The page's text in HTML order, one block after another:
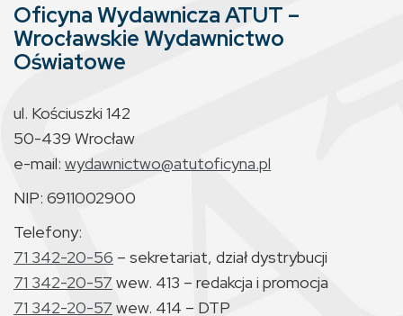
Oficyna Wydawnicza ATUT –
Wrocławskie Wydawnictwo
Oświatowe
ul. Kościuszki 142
50-439 Wrocław
e-mail: wydawnictwo@atutoficyna.pl
NIP: 6911002900
Telefony:
71 342-20-56 – sekretariat, dział dystrybucji
71 342-20-57 wew. 413 – redakcja i promocja
71 342-20-57 wew. 414 – DTP